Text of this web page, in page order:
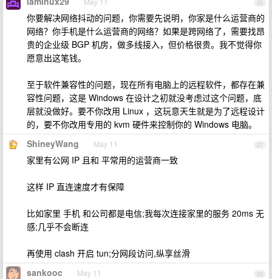
26
你要解决网络抖动的问题，你需要先说明，你家是什么运营商的
网络？你手机是什么运营商的网络？如果是跨网络了，需要找昂
贵的企业级 BGP 机房，做多线接入，但价格很贵。我不觉得你
愿意出这笔钱。
至于软件兼容性的问题，现在所有电脑上的远程软件，都存在兼
容性问题，这是 Windows 在设计之初就没考虑过这个问题，底
层就没做好。要不你改用 Linux ，这玩意天生就是为了远程设计
的，要不你改用专用的 kvm 硬件来控制你的 Windows 电脑。
27
ShineyWang May 11
家里有公网 IP 且和 平常用的运营商一致
这样 IP 直连速度才有保障
比如家里 手机 和公司都是电信;我每次连接家里的服务 20ms 无
感;几乎不会断连
再使用 clash 开启 tun;分网段访问,纵享丝滑
28
sankooc May 11